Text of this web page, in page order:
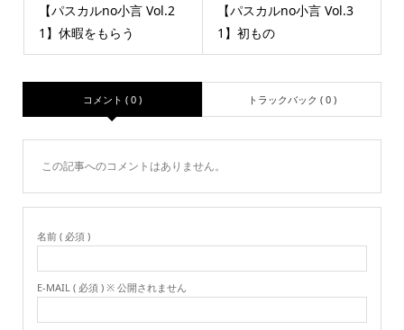
【パスカルno小言 Vol.2
1】休暇をもらう
【パスカルno小言 Vol.3
1】初もの
コメント ( 0 ) トラックバック ( 0 )
この記事へのコメントはありません。
名前 ( 必須 )
E-MAIL ( 必須 ) ※ 公開されません